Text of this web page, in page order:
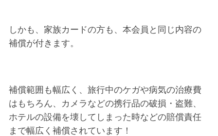
しかも、家族カードの方も、本会員と同じ内容の
補償が付きます。
補償範囲も幅広く、旅行中のケガや病気の治療費
はもちろん、カメラなどの携行品の破損・盗難、
ホテルの設備を壊してしまった時などの賠償責任
まで幅広く補償されています！